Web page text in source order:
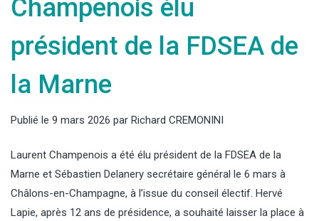
Champenois élu
président de la FDSEA de
la Marne
Publié le 9 mars 2026 par Richard CREMONINI
Laurent Champenois a été élu président de la FDSEA de la
Marne et Sébastien Delanery secrétaire général le 6 mars à
Châlons-en-Champagne, à l’issue du conseil électif. Hervé
Lapie, après 12 ans de présidence, a souhaité laisser la place à